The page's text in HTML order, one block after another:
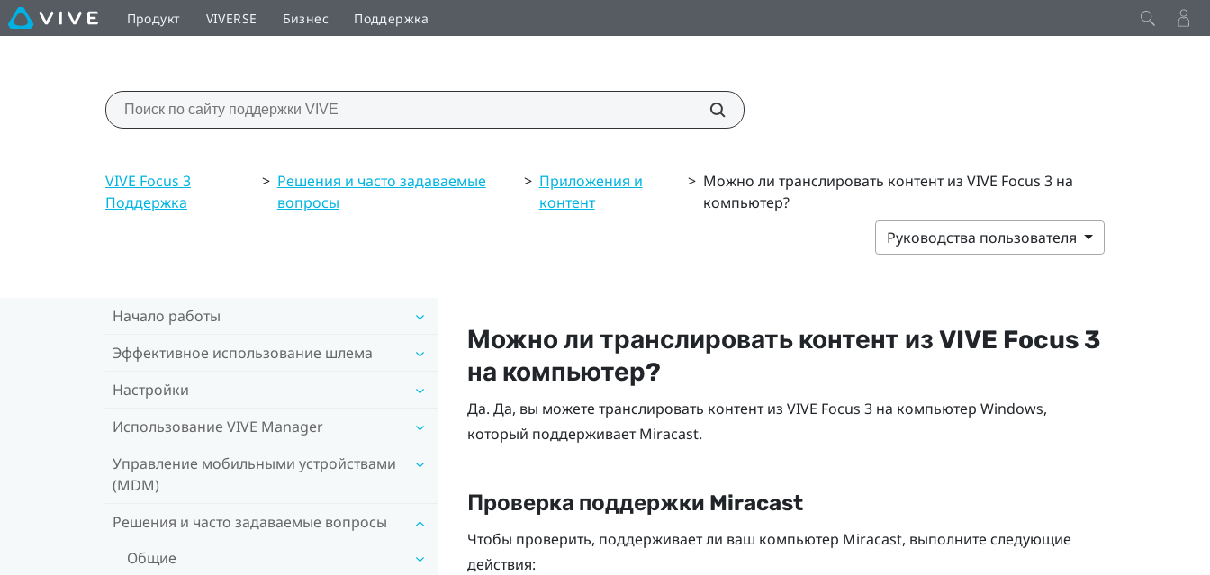
Продукт VIVERSE Бизнес Поддержка
VIVE Focus 3
Поддержка
> Решения и часто задаваемые
вопросы
> Приложения и
контент
> Можно ли транслировать контент из VIVE Focus 3 на
компьютер?
Руководства пользователя
Начало работы
Эффективное использование шлема
Настройки
Использование VIVE Manager
Управление мобильными устройствами
(MDM)
Решения и часто задаваемые вопросы
Общие
Можно ли транслировать контент из VIVE Focus 3
на компьютер?
Да. Да, вы можете транслировать контент из VIVE Focus 3на компьютер Windows,
который поддерживаетMiracast.
Проверка поддержки Miracast
Чтобы проверить, поддерживает ли ваш компьютер Miracast, выполните следующие
действия: